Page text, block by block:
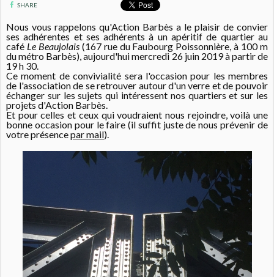
SHARE
Nous vous rappelons qu'Action Barbès a le plaisir de convier
ses adhérentes et ses adhérents à un apéritif de quartier au
café Le Beaujolais(167 rue du Faubourg Poissonnière, à 100 m
du métro Barbès), aujourd'hui mercredi 26 juin 2019 à partir de
19 h 30.
Ce moment de convivialité sera l'occasion pour les membres
de l'association de se retrouver autour d'un verre et de pouvoir
échanger sur les sujets qui intéressent nos quartiers et sur les
projets d'Action Barbès.
Et pour celles et ceux qui voudraient nous rejoindre, voilà une
bonne occasion pour le faire (il suffit juste de nous prévenir de
votre présencepar mail).